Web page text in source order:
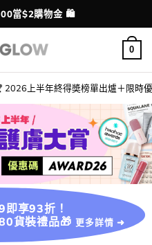
配送港澳
、PAYME、信用卡付款
0
2026上半年終得奬榜單出爐＋限時
享93折！
貨裝禮品🎁 更多詳情 ➜